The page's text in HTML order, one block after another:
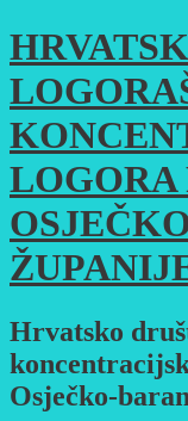
Skoči
do
sadržaja
LOGORA
Hrvatsko
Osječko-